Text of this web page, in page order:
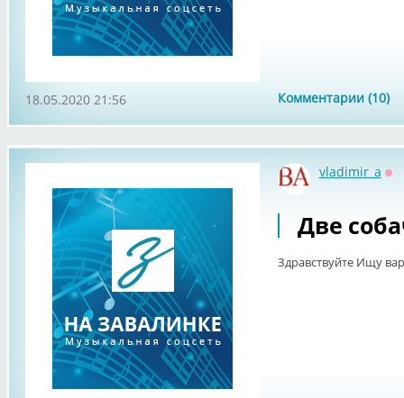
Комментарии (10)
18.05.2020 21:56
vladimir_a
Две
Здравствуйте Ищу